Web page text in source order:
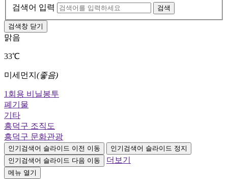
검색어 입력
검색창 닫기
맑음
33℃
미세먼지 (좋음)
1회용 비닐봉투
폐기물
기타
흥덕구 조직도
흥덕구 문화관광
인기검색어 슬라이드 이전 이동
인기검색어 슬라이드 정지
인기검색어 슬라이드 다음 이동
더보기
메뉴 열기